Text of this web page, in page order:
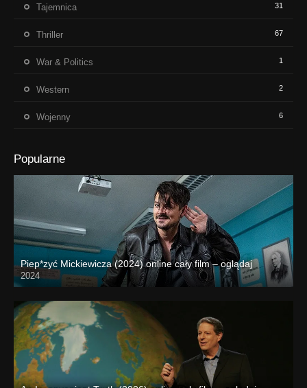
Tajemnica 31
Thriller 67
War & Politics 1
Western 2
Wojenny 6
Popularne
Piep*zyć Mickiewicza (2024) online cały film – oglądaj
2024